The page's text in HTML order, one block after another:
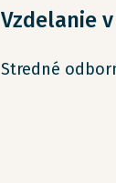
Vzdelanie
Stredné